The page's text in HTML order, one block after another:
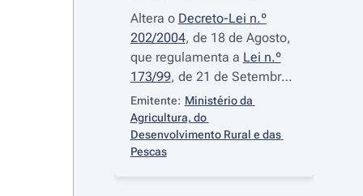
concluídas as respectivas
formalidades constitucionais
internas de aprovação do
Acordo entre a República
Portuguesa e a Ucrânia
sobre Transportes
Internacionais Rodoviários
Altera o Decreto-Lei n.º
202/2004, de 18 de Agosto,
que regulamenta a Lei n.º
173/99, de 21 de Setembro,
Lei de Bases Gerais da Caça
Emitente: Ministério da
Agricultura, do
Desenvolvimento Rural e das
Pescas